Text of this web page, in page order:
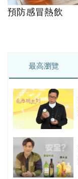
預防感冒熱飲
最高瀏覽